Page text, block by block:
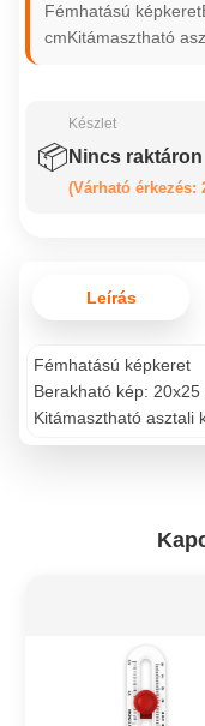
Fémhatású
cmKitámasztható
📦
Készlet
Nincs raktáron
(Várható érkezés:
Leírás
Fémhatású képkeret
Berakható kép: 20x25
Kitámasztható asztali